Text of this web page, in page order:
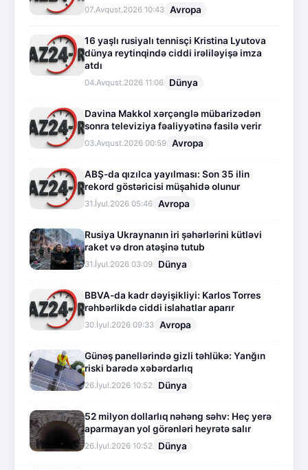
07.Avqust.2026 10:43 Avropa
16 yaşlı rusiyalı tennisçi Kristina Lyutova
dünya reytinqində ciddi irəliləyişə imza
atdı
04.Avqust.2026 11:06 Dünya
Davina Makkol xərçənglə mübarizədən
sonra televiziya fəaliyyətinə fasilə verir
03.Avqust.2026 00:59 Avropa
ABŞ-da qızılca yayılması: Son 35 ilin
rekord göstəricisi müşahidə olunur
31.İyul.2026 05:46 Avropa
Rusiya Ukraynanın iri şəhərlərini kütləvi
raket və dron atəşinə tutub
31.İyul.2026 03:09 Dünya
BBVA-da kadr dəyişikliyi: Karlos Torres
rəhbərlikdə ciddi islahatlar aparır
30.İyul.2026 09:33 Avropa
Günəş panellərində gizli təhlükə: Yanğın
riski barədə xəbərdarlıq
26.İyul.2026 10:52 Dünya
52 milyon dollarlıq nəhəng səhv: Heç yerə
aparmayan yol görənləri heyrətə salır
26.İyul.2026 10:52 Dünya